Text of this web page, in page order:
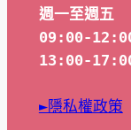
週一至週五
09:00-
13:00-
►隱私權政策